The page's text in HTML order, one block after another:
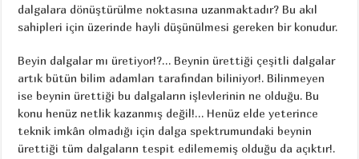
dalgalara dönüştürülme noktasına uzanmaktadır? Bu akıl
sahipleri için üzerinde hayli düşünülmesi gereken bir konudur.
Beyin dalgalar mı üretiyor!?… Beynin ürettiği çeşitli dalgalar
artık bütün bilim adamları tarafından biliniyor!. Bilinmeyen
ise beynin ürettiği bu dalgaların işlevlerinin ne olduğu. Bu
konu henüz netlik kazanmış değil!… Henüz elde yeterince
teknik imkân olmadığı için dalga spektrumundaki beynin
ürettiği tüm dalgaların tespit edilememiş olduğu da açıktır!.